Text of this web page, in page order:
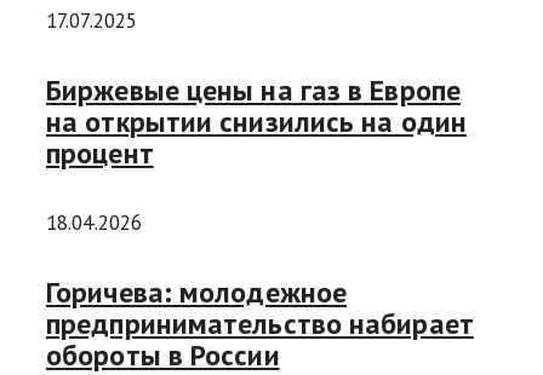
17.07.2025
Биржевые цены на газ в Европе
на открытии снизились на один
процент
18.04.2026
Горичева: молодежное
предпринимательство набирает
обороты в России